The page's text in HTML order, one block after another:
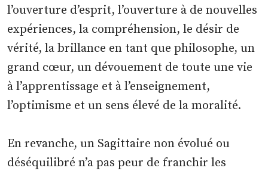
l’ouverture d’esprit, l’ouverture à de nouvelles
expériences, la compréhension, le désir de
vérité, la brillance en tant que philosophe, un
grand cœur, un dévouement de toute une vie
à l’apprentissage et à l’enseignement,
l’optimisme et un sens élevé de la moralité.
En revanche, un Sagittaire non évolué ou
déséquilibré n’a pas peur de franchir les